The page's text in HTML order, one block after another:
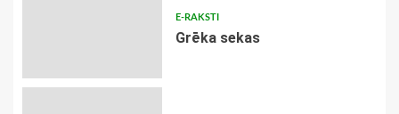
E-RAKSTI
Grēka sekas